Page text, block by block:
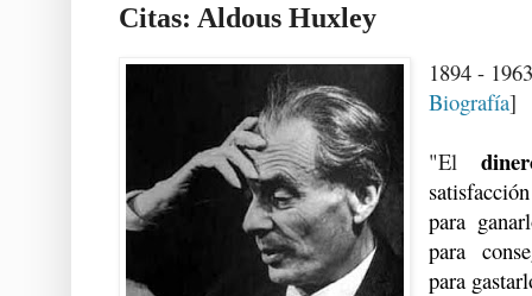
Citas: Aldous Huxley
1894 -
Biografía]
"El
para
para
para